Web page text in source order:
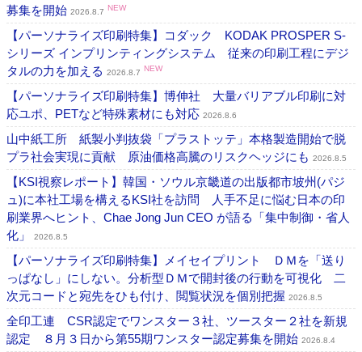
募集を開始 2026.8.7 NEW
【パーソナライズ印刷特集】コダック KODAK PROSPER S-
シリーズ インプリンティングシステム 従来の印刷工程にデジ
タルの力を加える 2026.8.7 NEW
【パーソナライズ印刷特集】博伸社 大量バリアブル印刷に対
応ユポ、PETなど特殊素材にも対応 2026.8.6
山中紙工所 紙製小判抜袋「プラストッテ」本格製造開始で脱
プラ社会実現に貢献 原油価格高騰のリスクヘッジにも 2026.8.5
【KSI視察レポート】韓国・ソウル京畿道の出版都市坡州(パジ
ュ)に本社工場を構えるKSI社を訪問 人手不足に悩む日本の印
刷業界へヒント、Chae Jong Jun CEO が語る「集中制御・省人
化」
2026.8.5
【パーソナライズ印刷特集】メイセイプリント ＤＭを「送り
っぱなし」にしない。分析型ＤＭで開封後の行動を可視化 二
次元コードと宛先をひも付け、閲覧状況を個別把握 2026.8.5
全印工連 CSR認定でワンスター３社、ツースター２社を新規
認定 ８月３日から第55期ワンスター認定募集を開始 2026.8.4